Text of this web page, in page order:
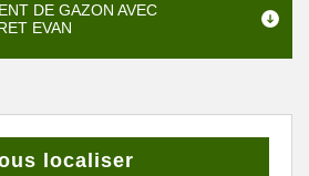
DE GAZON AVEC
EVAN
localiser